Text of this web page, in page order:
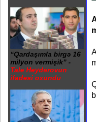
“Qardaşımla birgə 16
milyon vermişik” -
Tale Heydərovun
ifadəsi oxundu